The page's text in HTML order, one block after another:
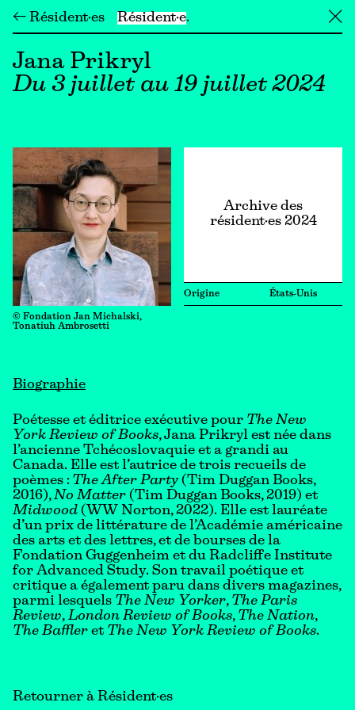
← Résident·es Résident·e ╳
Jana Prikryl
Du 3 juillet au 19 juillet 2024
© Fondation Jan Michalski,
Tonatiuh Ambrosetti
Archive des
résident·es 2024
Origine États-Unis
Biographie
Poétesse et éditrice exécutive pour The New
York Review of Books, Jana Prikryl est née dans
l’ancienne Tchécoslovaquie et a grandi au
Canada. Elle est l’autrice de trois recueils de
poèmes : The After Party (Tim Duggan Books,
2016),No Matter (Tim Duggan Books, 2019) et
Midwood (WW Norton, 2022). Elle est lauréate
d’un prix de littérature de l’Académie américaine
des arts et des lettres, et de bourses de la
Fondation Guggenheim et du Radcliffe Institute
for Advanced Study. Son travail poétique et
critique a également paru dans divers magazines,
parmi lesquels The New Yorker, The Paris
Review, London Review of Books, The Nation,
The Baffler et The New York Review of Books.
Retourner à Résident·es